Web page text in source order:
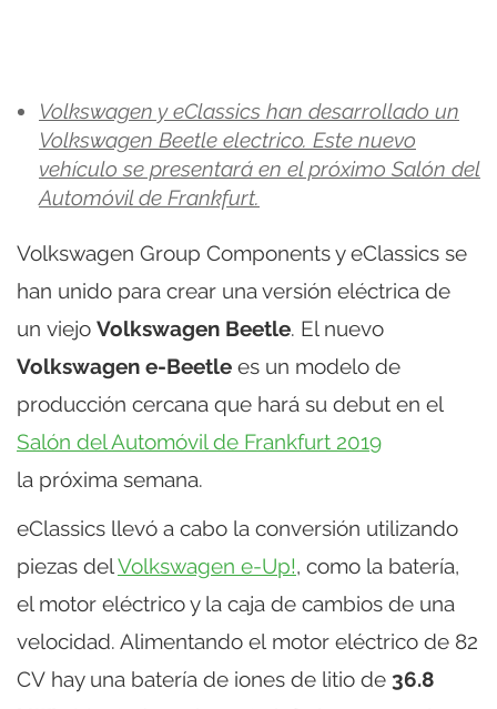
Volkswagen y eClassics han desarrollado un
Volkswagen Beetle electrico. Este nuevo
vehículo se presentará en el próximo Salón del
Automóvil de Frankfurt.
Volkswagen Group Components y eClassics se
han unido para crear una versión eléctrica de
un viejo Volkswagen Beetle. El nuevo
Volkswagen e-Beetle es un modelo de
producción cercana que hará su debut en el
Salón del Automóvil de Frankfurt 2019
la próxima semana.
eClassics llevó a cabo la conversión utilizando
piezas delVolkswagen e-Up!, como la batería,
el motor eléctrico y la caja de cambios de una
velocidad. Alimentando el motor eléctrico de 82
CV hay una batería de iones de litio de 36.8